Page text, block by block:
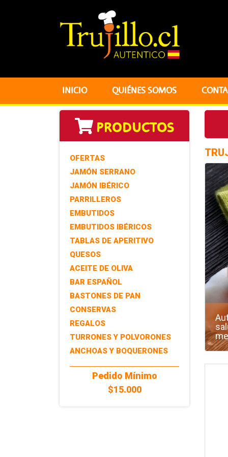
INICIO QUIÉNES SOMOS
PRODUCTOS
OFERTAS
JAMÓN SERRANO
JAMÓN IBÉRICO
PARRILLEROS
EMBUTIDOS
EMBUTIDOS IBÉRICOS
TABLAS DE APERITIVO
QUESOS
ACEITE DE OLIVA
BAR ESPAÑOL
BASTONES DE PAN
CONSERVAS
REGALOS
TURRONES Y POLVORONES
ANCHOAS Y BOQUERONES
Pedido Mínimo
$15.000